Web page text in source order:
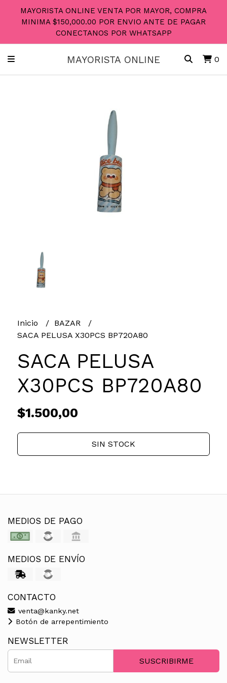
MAYORISTA ONLINE VENTA POR MAYOR, COMPRA
MINIMA $150,000.00 POR ENVIO ANTE DE PAGAR
CONECTANOS POR WHATSAPP
MAYORISTA ONLINE 0
Inicio
BAZAR
SACA PELUSA X30PCS BP720A80
SACA PELUSA
X30PCS BP720A80
$1.500,00
SIN STOCK
MEDIOS DE PAGO
MEDIOS DE ENVÍO
CONTACTO
venta@kanky.net
Botón de arrepentimiento
NEWSLETTER
SUSCRIBIRME